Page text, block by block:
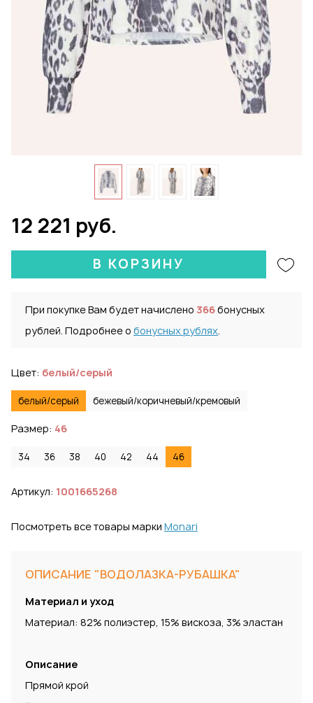
12 221 руб.
В КОРЗИНУ
При покупке Вам будет начислено 366бонусных
рублей. Подробнее о бонусных рублях.
Цвет: белый/серый
белый/серый бежевый/коричневый/кремовый
Размер: 46
34 36 38 40 42 44 46
Артикул: 1001665268
Посмотреть все товары марки Monari
ОПИСАНИЕ "ВОДОЛАЗКА-РУБАШКА"
Материал и уход
Материал: 82% полиэстер, 15% вискоза, 3% эластан
Описание
Прямой крой